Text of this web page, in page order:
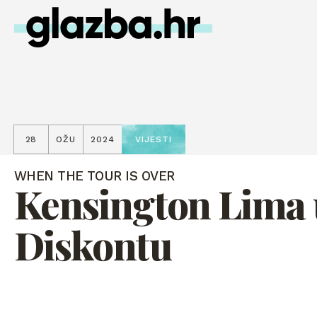
28 OŽU 2024 VIJESTI
WHEN THE TOUR IS OVER
Kensington Lima
Diskontu